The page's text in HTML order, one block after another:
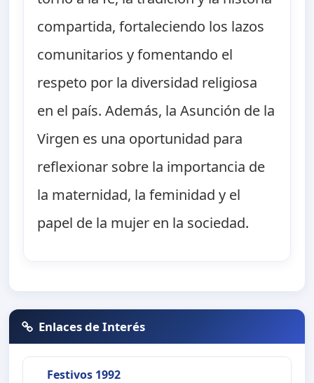
compartida, fortaleciendo los lazos
comunitarios y fomentando el
respeto por la diversidad religiosa
en el país. Además, la Asunción de la
Virgen es una oportunidad para
reflexionar sobre la importancia de
la maternidad, la feminidad y el
papel de la mujer en la sociedad.
Enlaces de Interés
Festivos 1992